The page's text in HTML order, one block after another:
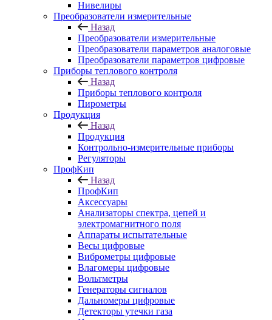
Нивелиры
Преобразователи измерительные
Назад
Преобразователи измерительные
Преобразователи параметров аналоговые
Преобразователи параметров цифровые
Приборы теплового контроля
Назад
Приборы теплового контроля
Пирометры
Продукция
Назад
Продукция
Контрольно-измерительные приборы
Регуляторы
ПрофКип
Назад
ПрофКип
Аксессуары
Анализаторы спектра, цепей и
электромагнитного поля
Аппараты испытательные
Весы цифровые
Виброметры цифровые
Влагомеры цифровые
Вольтметры
Генераторы сигналов
Дальномеры цифровые
Детекторы утечки газа